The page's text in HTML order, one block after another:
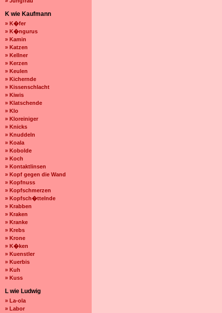
K wie Kaufmann
» K�fer
» K�ngurus
» Kamin
» Katzen
» Kellner
» Kerzen
» Keulen
» Kichernde
» Kissenschlacht
» Kiwis
» Klatschende
» Klo
» Kloreiniger
» Knicks
» Knuddeln
» Koala
» Kobolde
» Koch
» Kontaktlinsen
» Kopf gegen die Wand
» Kopfnuss
» Kopfschmerzen
» Kopfsch�ttelnde
» Krabben
» Kraken
» Kranke
» Krebs
» Krone
» K�ken
» Kuenstler
» Kuerbis
» Kuh
» Kuss
L wie Ludwig
» La-ola
» Labor